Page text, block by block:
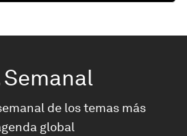
Semanal
de los temas más
global